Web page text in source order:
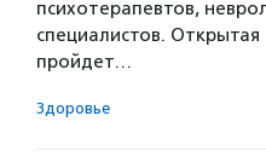
психотерапевтов,
специалистов. Открытая
пройдет…
Здоровье